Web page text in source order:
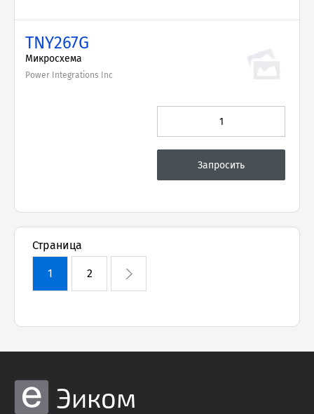
TNY267G
Микросхема
Power Integrations Inc
Страница
1 2
Эиком